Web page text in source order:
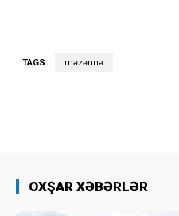
TAGS məzənnə
OXŞAR XƏBƏRLƏR